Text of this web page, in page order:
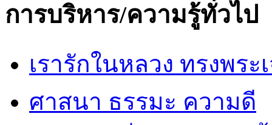
การบริหาร/ความรู้ทั่วไป
เรารักในหลวง ทรงพระ
ศาสนา ธรรมะ ความดี